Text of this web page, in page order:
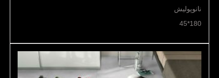
نانوپولیش
180*45